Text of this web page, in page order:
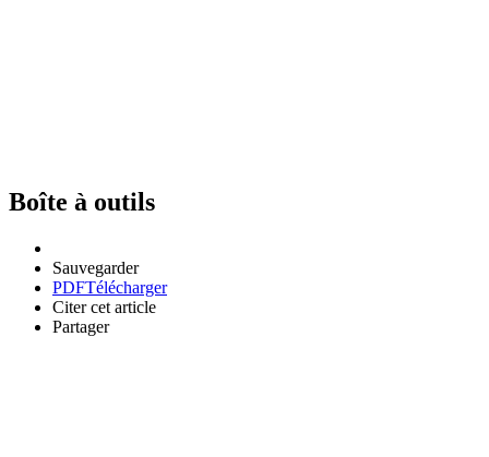
Boîte à outils
Sauvegarder
PDFTélécharger
Citer cet article
Partager